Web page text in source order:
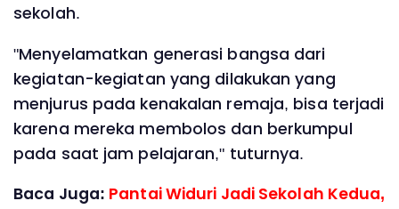
sekolah.
"Menyelamatkan generasi bangsa dari
kegiatan-kegiatan yang dilakukan yang
menjurus pada kenakalan remaja, bisa terjadi
karena mereka membolos dan berkumpul
pada saat jam pelajaran," tuturnya.
Baca Juga: Pantai Widuri Jadi Sekolah Kedua,